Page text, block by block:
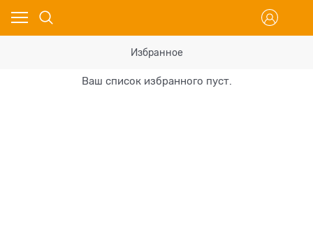
Избранное
Ваш список избранного пуст.